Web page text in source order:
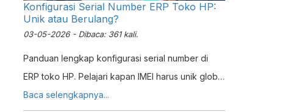
Konfigurasi Serial Number ERP Toko HP:
Unik atau Berulang?
03-05-2026 - Dibaca: 361 kali.
Panduan lengkap konfigurasi serial number di
ERP toko HP. Pelajari kapan IMEI harus unik global
vs boleh berulang untuk toko baru dan bekas.
Baca selengkapnya...